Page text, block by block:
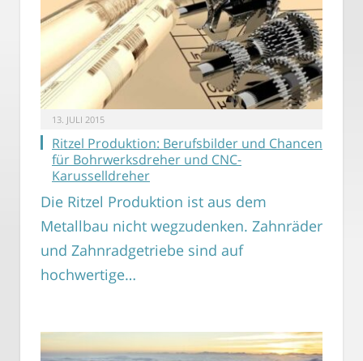
13. JULI 2015
Ritzel Produktion: Berufsbilder und Chancen
für Bohrwerksdreher und CNC-
Karusselldreher
Die Ritzel Produktion ist aus dem
Metallbau nicht wegzudenken. Zahnräder
und Zahnradgetriebe sind auf
hochwertige…